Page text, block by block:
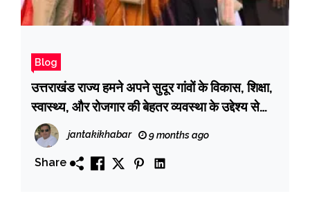
Blog
उत्तराखंड राज्य हमने अपने सुदूर गांवों के विकास, शिक्षा,
स्वास्थ्य, और रोजगार की बेहतर व्यवस्था के उद्देश्य से
माँगा : राज्य आंदोलनकारी
jantakikhabar 9 months ago
Share